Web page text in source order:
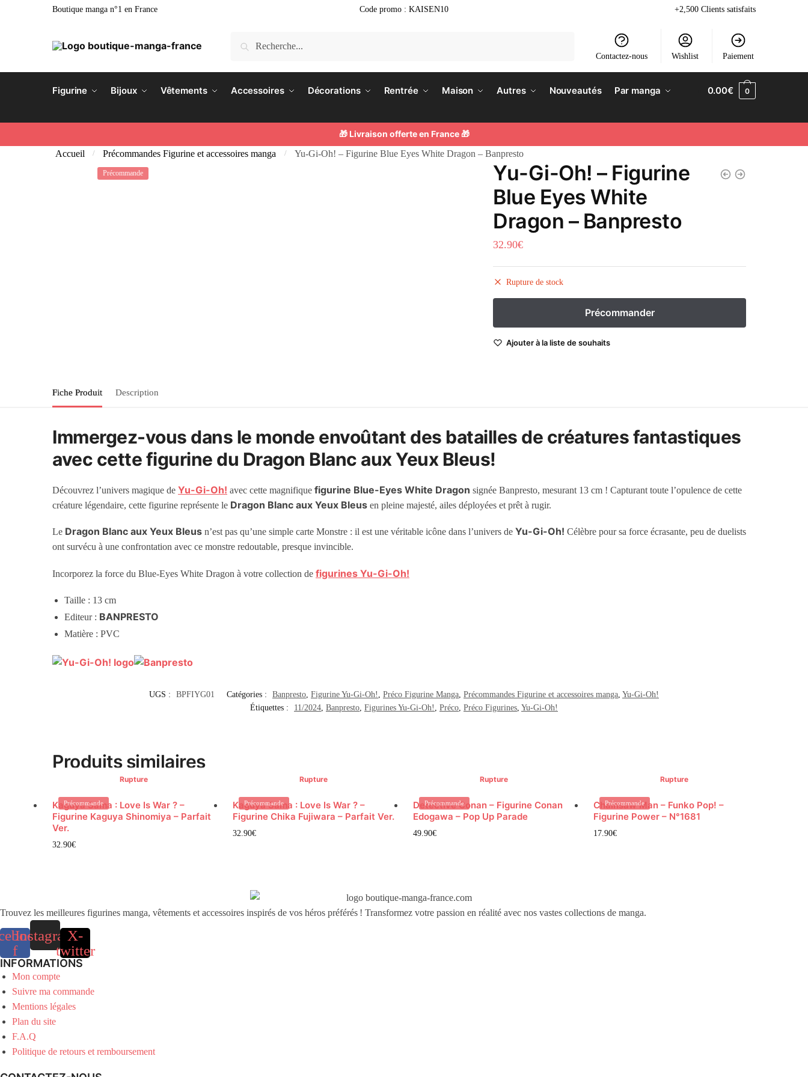
Boutique manga n°1 en France Code promo : KAISEN10 +2,500 Clients satisfaits
pour :
Contactez-nous Wishlist Paiement
Figurine Bijoux Vêtements Accessoires Décorations Rentrée Maison Autres Nouveautés Par manga 0.00€ 0
🎁 Livraison offerte en France 🎁
Accueil
/ Précommandes Figurine et accessoires manga / Yu-Gi-Oh! – Figurine Blue Eyes White Dragon – Banpresto
Précommande
Yu-Gi-Oh! – Figurine
Blue Eyes White
Dragon – Banpresto
32.90€
Rupture de stock
Ajouter à la liste de souhaits
Fiche Produit Description
Immergez-vous dans le monde envoûtant des batailles de créatures fantastiques
avec cette figurine du Dragon Blanc aux Yeux Bleus!
Découvrez l’univers magique deYu-Gi-Oh! avec cette magnifiquefigurine Blue-Eyes White Dragon signée Banpresto, mesurant 13 cm ! Capturant toute l’opulence de cette
créature légendaire, cette figurine représente le Dragon Blanc aux Yeux Bleus en pleine majesté, ailes déployées et prêt à rugir.
Le Dragon Blanc aux Yeux Bleus n’est pas qu’une simple carte Monstre : il est une véritable icône dans l’univers deYu-Gi-Oh! Célèbre pour sa force écrasante, peu de duelists
ont survécu à une confrontation avec ce monstre redoutable, presque invincible.
Incorporez la force du Blue-Eyes White Dragon à votre collection defigurines Yu-Gi-Oh!
Taille : 13 cm
Editeur : BANPRESTO
Matière : PVC
UGS : BPFIYG01 Catégories : Banpresto Figurine Yu-Gi-Oh! Préco Figurine Manga Précommandes Figurine et accessoires manga Yu-Gi-Oh!
Étiquettes :
11/2024 Banpresto Figurines Yu-Gi-Oh! Préco Préco Figurines Yu-Gi-Oh!
Produits similaires
Précommande
Rupture
Kaguya Sama : Love Is War ? –
Figurine Kaguya Shinomiya – Parfait
Ver.
32.90€
Précommande
Rupture
Kaguya Sama : Love Is War ? –
Figurine Chika Fujiwara – Parfait Ver.
32.90€
Précommande
Rupture
Detective Conan – Figurine Conan
Edogawa – Pop Up Parade
49.90€
Précommande
Rupture
Chainsaw Man – Funko Pop! –
Figurine Power – N°1681
17.90€
Trouvez les meilleures figurines manga, vêtements et accessoires inspirés de vos héros préférés ! Transformez votre passion en réalité avec nos vastes collections de manga.
f
InstagramX-
twitter
INFORMATIONS
Mon compte
Suivre ma commande
Mentions légales
Plan du site
F.A.Q
Politique de retours et remboursement